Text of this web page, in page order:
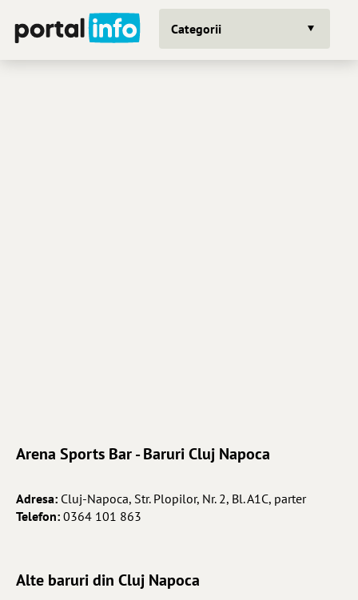
Categorii
Arena Sports Bar - Baruri Cluj Napoca
Adresa: Cluj-Napoca, Str. Plopilor, Nr. 2, Bl. A1C, parter
Telefon: 0364 101 863
Alte baruri din Cluj Napoca